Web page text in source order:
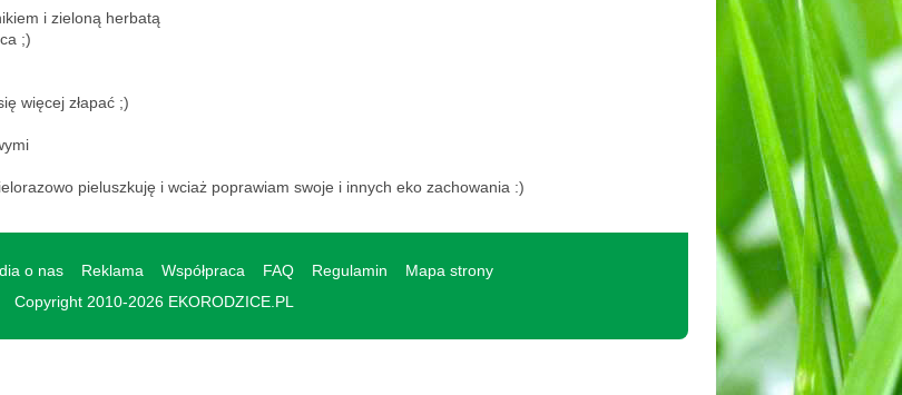
i zieloną herbatą
;)
więcej złapać ;)
pieluszkuję i wciaż poprawiam swoje i innych eko zachowania :)
o nas Reklama Współpraca FAQ Regulamin
Mapa strony
Copyright 2010-2026 EKORODZICE.PL